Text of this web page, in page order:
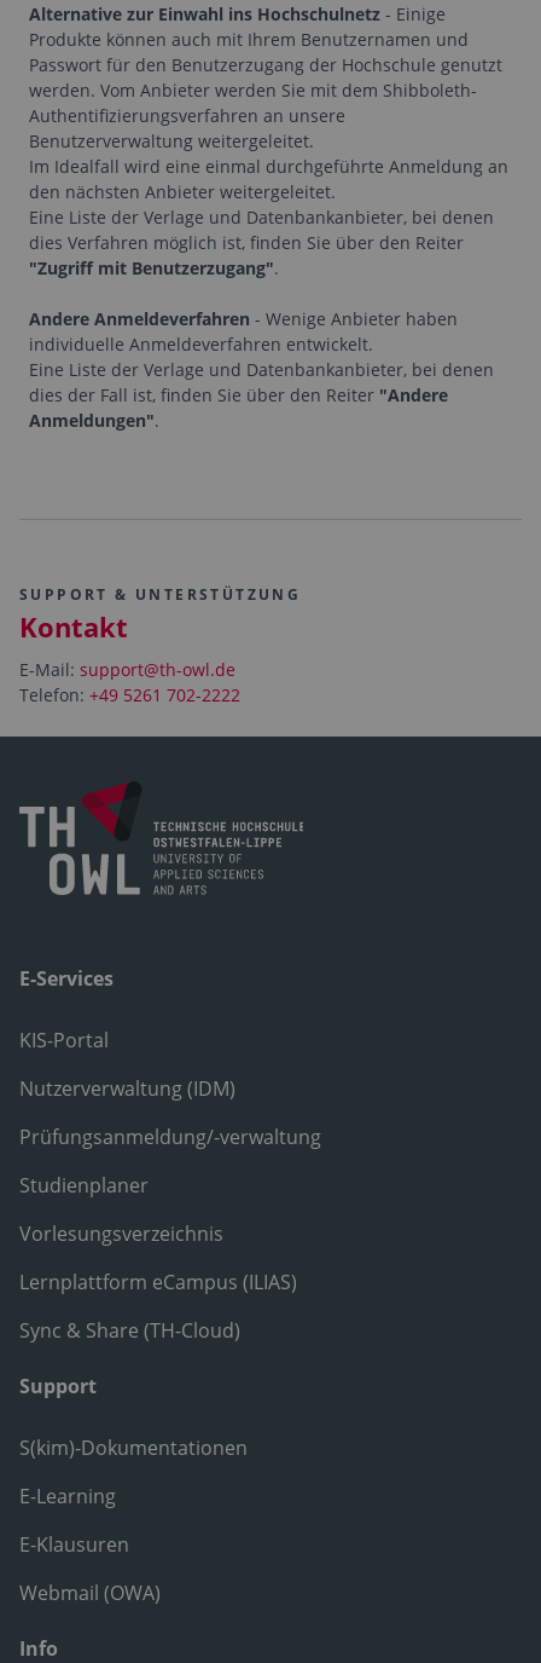
Alternative zur Einwahl ins Hochschulnetz - Einige
Produkte können auch mit Ihrem Benutzernamen und
Passwort für den Benutzerzugang der Hochschule genutzt
werden. Vom Anbieter werden Sie mit dem Shibboleth-
Authentifizierungsverfahren an unsere
Benutzerverwaltung weitergeleitet.
Im Idealfall wird eine einmal durchgeführte Anmeldung an
den nächsten Anbieter weitergeleitet.
Eine Liste der Verlage und Datenbankanbieter, bei denen
dies Verfahren möglich ist, finden Sie über den Reiter
"Zugriff mit Benutzerzugang".
Andere Anmeldeverfahren - Wenige Anbieter haben
individuelle Anmeldeverfahren entwickelt.
Eine Liste der Verlage und Datenbankanbieter, bei denen
dies der Fall ist, finden Sie über den Reiter "Andere
Anmeldungen".
SUPPORT & UNTERSTÜTZUNG
Kontakt
E-Mail: support@th-owl.de
Telefon: +49 5261 702-2222
E-Services
KIS-Portal
Nutzerverwaltung (IDM)
Prüfungsanmeldung/-verwaltung
Studienplaner
Vorlesungsverzeichnis
Lernplattform eCampus (ILIAS)
Sync & Share (TH-Cloud)
Support
S(kim)-Dokumentationen
E-Learning
E-Klausuren
Webmail (OWA)
Info